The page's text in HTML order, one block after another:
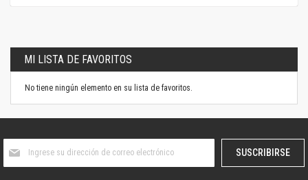
MI LISTA DE FAVORITOS
No tiene ningún elemento en su lista de favoritos.
boletín
SUSCRIBIRSE